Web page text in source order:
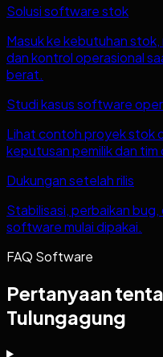
Solusi software stok
Masuk ke kebutuhan
dan kontrol operasional
berat.
Studi kasus software
Lihat contoh proyek stok
keputusan pemilik dan tim
Dukungan setelah rilis
Stabilisasi, perbaikan
software mulai dipakai.
FAQ Software
Pertanyaan
Tulungagung